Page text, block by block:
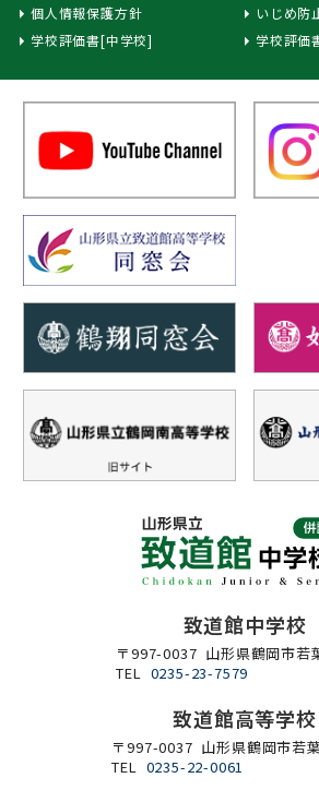
個人情報保護方針
いじめ防
学校評価書[中学校]
学校評価
致道館中学校
〒997-0037 山形県鶴岡市若
TEL 0235-23-7579
致道館高等学校
〒997-0037 山形県鶴岡市若
TEL 0235-22-0061